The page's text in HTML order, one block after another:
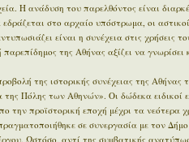
Η ανάδυση του παρελθόντος είναι
στο αρχαίο υπόστρωμα, οι αστικοί
είναι η συνέχεια στις
της Αθήνας αξίζει να γνωρίσει
της ιστορικής συνέχειας της
της Πόλης των Αθηνών». Οι δώδεκα ειδικοί
την προϊστορική εποχή μέχρι τα νεότερα
σε συνεργασία με τον
Ωστόσο, αντί της συμβατικής